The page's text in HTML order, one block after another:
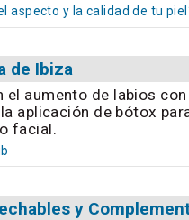
aspecto y la calidad de tu
de Ibiza
el aumento de labios
aplicación de bótox
facial.
y